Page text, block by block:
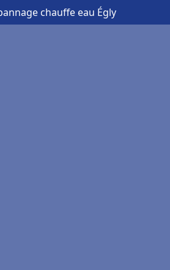
chauffe eau Égly